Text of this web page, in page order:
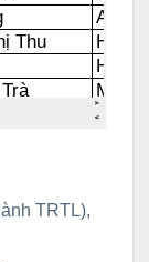
TRTL),